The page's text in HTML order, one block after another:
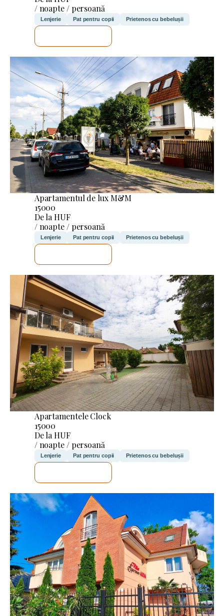
/ noapte / persoană
Lenjerie Pat pentru copii Prietenos cu bebelușii
Apartamentul de lux M&M
15000
De la HUF
/ noapte / persoană
Lenjerie Pat pentru copii Prietenos cu bebelușii
Apartamentele Clock
15000
De la HUF
/ noapte / persoană
Lenjerie Pat pentru copii Prietenos cu bebelușii